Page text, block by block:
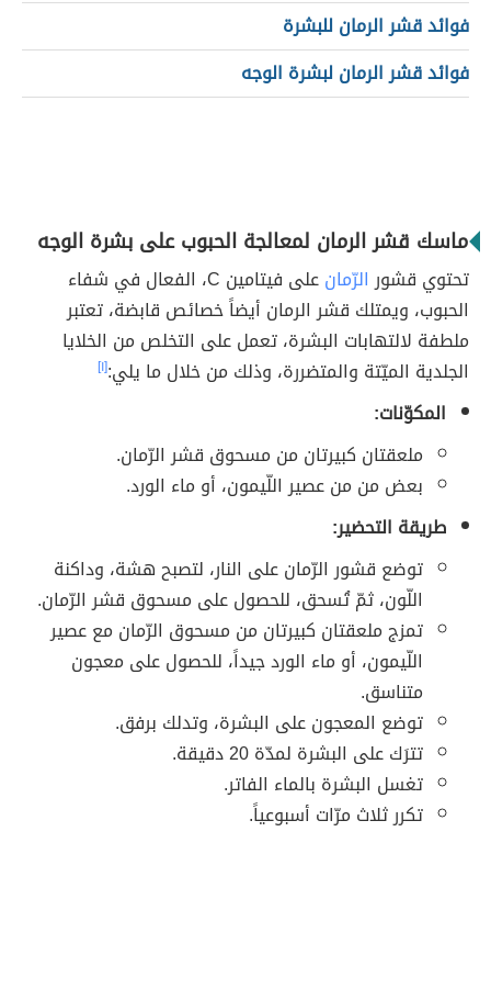
فوائد قشر الرمان للبشرة
فوائد قشر الرمان لبشرة الوجه
ماسك قشر الرمان لمعالجة الحبوب على بشرة الوجه
تحتوي قشورالرّمان
على فيتامين C، الفعال في شفاء
الحبوب، ويمتلك قشر الرمان أيضاً خصائص قابضة، تعتبر
ملطفة لالتهابات البشرة، تعمل على التخلص من الخلايا
الجلدية الميّتة والمتضررة، وذلك من خلال ما يلي:[١]
المكوّنات:
ملعقتان كبيرتان من مسحوق قشر الرّمان.
بعض من من عصير اللّيمون، أو ماء الورد.
طريقة التحضير:
توضع قشور الرّمان على النار، لتصبح هشة، وداكنة
اللّون، ثمّ تُسحق، للحصول على مسحوق قشر الرّمان.
تمزج ملعقتان كبيرتان من مسحوق الرّمان مع عصير
اللّيمون، أو ماء الورد جيداً، للحصول على معجون
متناسق.
توضع المعجون على البشرة، وتدلك برفق.
تترَك على البشرة لمدّة 20 دقيقة.
تغسل البشرة بالماء الفاتر.
تكرر ثلاث مرّات أسبوعياً.